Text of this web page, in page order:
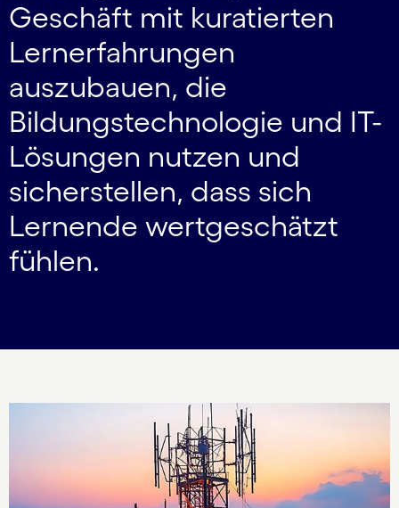
Geschäft mit kuratierten
Lernerfahrungen
auszubauen, die
Bildungstechnologie und IT-
Lösungen nutzen und
sicherstellen, dass sich
Lernende wertgeschätzt
fühlen.